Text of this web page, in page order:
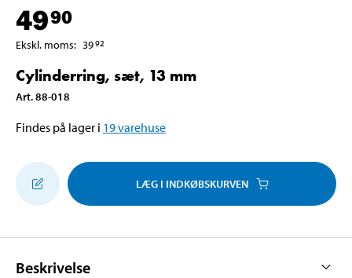
4990
Ekskl. moms: 3992
Cylinderring, sæt, 13 mm
Art.88-018
Findes på lager i 19varehuse
LÆG I INDKØBSKURVEN
Beskrivelse